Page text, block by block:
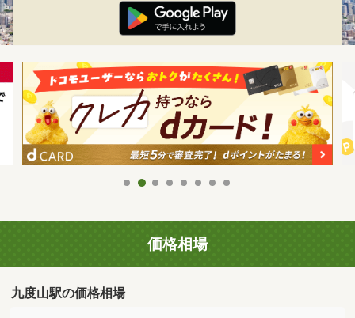
価格相場
九度山駅の価格相場